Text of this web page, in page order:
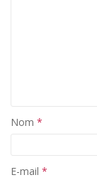
Nom *
E-mail *